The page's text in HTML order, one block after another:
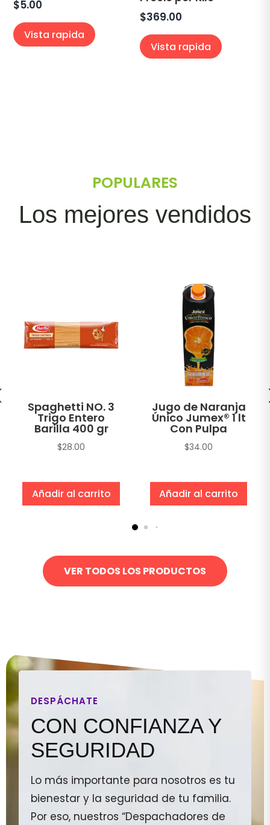
$5.00
Vista rapida
$369.00
Vista rapida
POPULARES
Los mejores vendidos
Spaghetti NO. 3
Trigo Entero
Barilla 400 gr
$28.00
Añadir al carrito
Jugo de Naranja
Único Jumex® 1 lt
Con Pulpa
$34.00
Añadir al carrito
VER TODOS LOS PRODUCTOS
DESPÁCHATE
CON CONFIANZA Y
SEGURIDAD
Lo más importante para nosotros es tu
bienestar y la seguridad de tu familia.
Por eso, nuestros “Despachadores de